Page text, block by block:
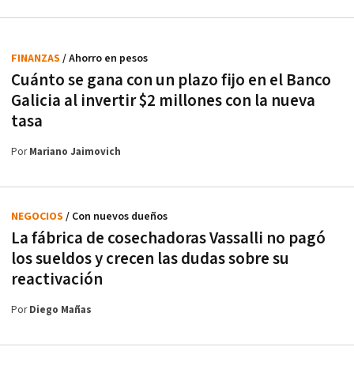
Cuánto se gana con un plazo fijo en el Banco
Galicia al invertir $2 millones con la nueva
tasa
FINANZAS / Ahorro en pesos
PorMariano Jaimovich
La fábrica de cosechadoras Vassalli no pagó
los sueldos y crecen las dudas sobre su
reactivación
NEGOCIOS / Con nuevos dueños
PorDiego Mañas